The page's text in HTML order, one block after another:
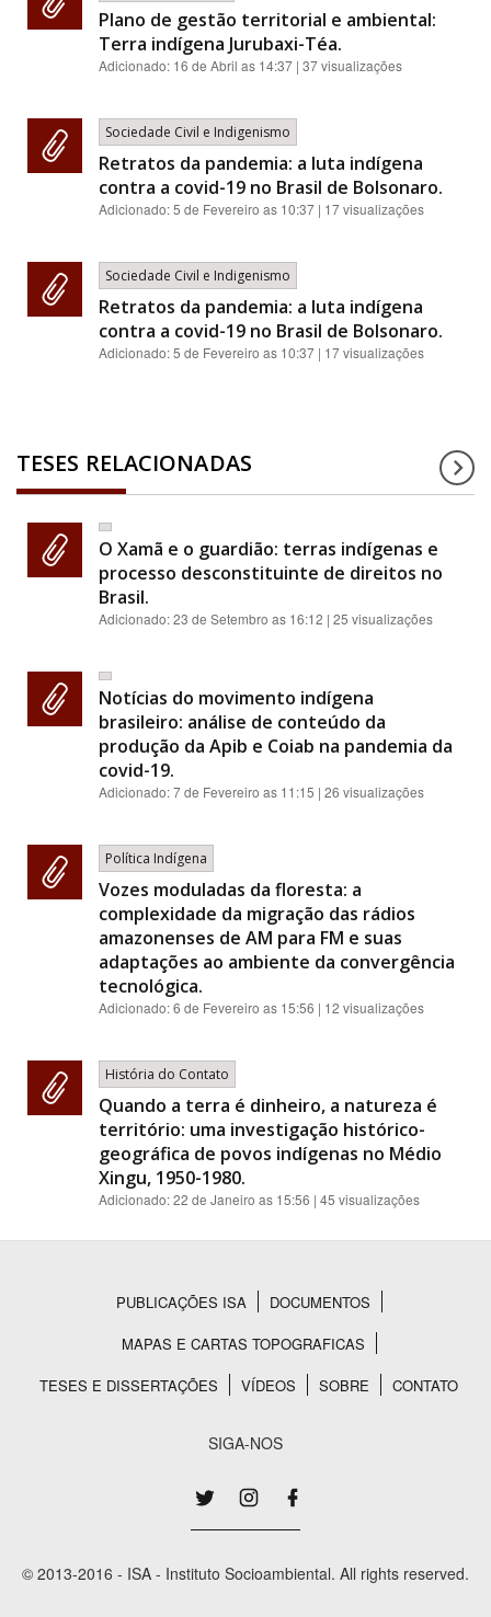
Plano de gestão territorial e ambiental:
Terra indígena Jurubaxi-Téa.
Adicionado: 16 de Abril as 14:37 | 37 visualizações
Sociedade Civil e Indigenismo
Retratos da pandemia: a luta indígena
contra a covid-19 no Brasil de Bolsonaro.
Adicionado:5 de Fevereiro as 10:37 | 17 visualizações
Sociedade Civil e Indigenismo
Retratos da pandemia: a luta indígena
contra a covid-19 no Brasil de Bolsonaro.
Adicionado:5 de Fevereiro as 10:37 | 17 visualizações
TESES RELACIONADAS
O Xamã e o guardião: terras indígenas e
processo desconstituinte de direitos no
Brasil.
Adicionado:23 de Setembro as 16:12 | 25 visualizações
Notícias do movimento indígena
brasileiro: análise de conteúdo da
produção da Apib e Coiab na pandemia da
covid-19.
Adicionado:7 de Fevereiro as 11:15 | 26 visualizações
Política Indígena
Vozes moduladas da floresta: a
complexidade da migração das rádios
amazonenses de AM para FM e suas
adaptações ao ambiente da convergência
tecnológica.
Adicionado:6 de Fevereiro as 15:56 | 12 visualizações
História do Contato
Quando a terra é dinheiro, a natureza é
território: uma investigação histórico-
geográfica de povos indígenas no Médio
Xingu, 1950-1980.
Adicionado:22 de Janeiro as 15:56 | 45 visualizações
Rodapé
PUBLICAÇÕES ISA
DOCUMENTOS
MAPAS E CARTAS TOPOGRAFICAS
TESES E DISSERTAÇÕES
VÍDEOS SOBRE CONTATO
SIGA-NOS
© 2013-2016 - ISA - Instituto Socioambiental. All rights reserved.